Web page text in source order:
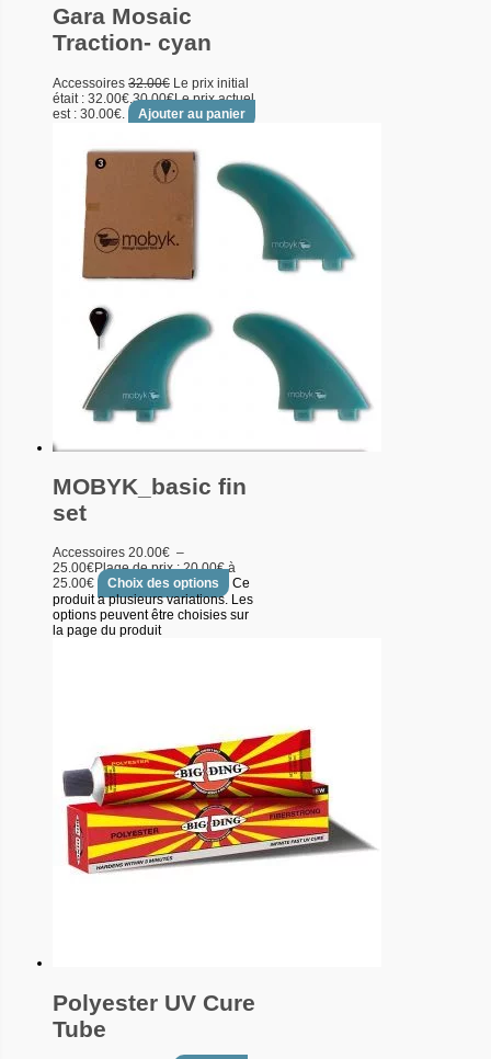
Gara Mosaic
Traction- cyan
Accessoires 32.00€ Le prix initial
était : 32.00€. 30.00€Le prix actuel
est : 30.00€.
Ajouter au panier
MOBYK_basic fin
set
Accessoires 20.00€ –
25.00€Plage de prix : 20.00€ à
25.00€
Choix des options
Ce
produit a plusieurs variations. Les
options peuvent être choisies sur
la page du produit
Polyester UV Cure
Tube